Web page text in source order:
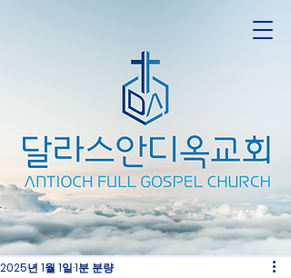
2025년 1월 1일1분 분량